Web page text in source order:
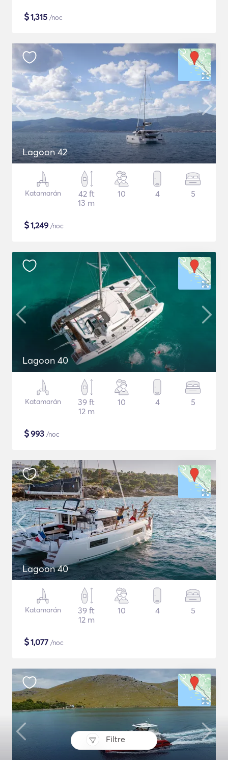
Filtre
$1,315 /noc
Lagoon 42
Katamarán
42 ft
13 m
10 4 5
$1,249 /noc
Lagoon 40
Katamarán
39 ft
12 m
10 4 5
$993 /noc
Lagoon 40
Katamarán
39 ft
12 m
10 4 5
$1,077 /noc